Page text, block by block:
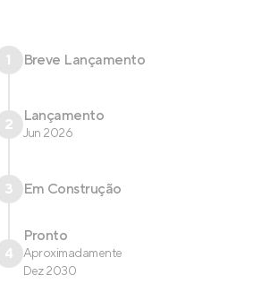
1 Breve Lançamento
2 Lançamento
Jun 2026
3 Em Construção
4
Pronto
Aproximadamente
Dez 2030